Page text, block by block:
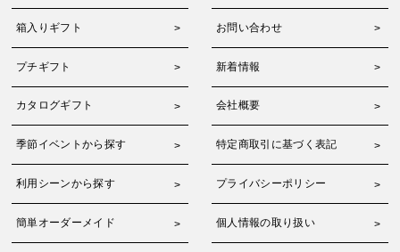
箱入りギフト お問い合わせ
プチギフト 新着情報
カタログギフト 会社概要
季節イベントから探す 特定商取引に基づく表記
利用シーンから探す プライバシーポリシー
簡単オーダーメイド 個人情報の取り扱い